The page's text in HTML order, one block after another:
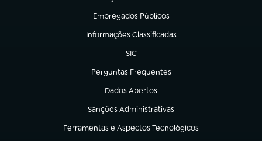
Empregados Públicos
(abre em nova aba)
Informações Classificadas
(abre em nova aba)
SIC
(abre em nova aba)
Perguntas Frequentes
(abre em nova aba)
Dados Abertos
(abre em nova aba)
Sanções Administrativas
(abre em nova aba)
Ferramentas e Aspectos Tecnológicos
(abre em nova aba)